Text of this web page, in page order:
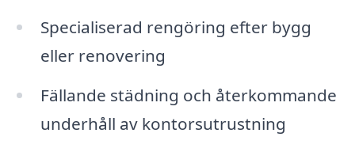
Specialiserad rengöring efter bygg
eller renovering
Fällande städning och återkommande
underhåll av kontorsutrustning